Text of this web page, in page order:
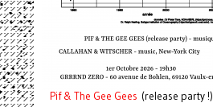
Pif& The Gee Gees (release party !)